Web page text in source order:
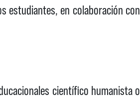
estudiantes, en colaboración con
científico humanista o